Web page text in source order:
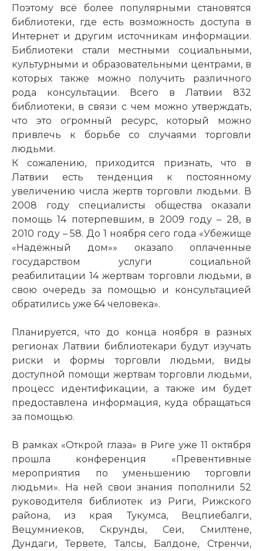
Поэтому всё более популярными становятся
библиотеки, где есть возможность доступа в
Интернет и другим источникам информации.
Библиотеки стали местными социальными,
культурными и образовательными центрами, в
которых также можно получить различного
рода консультации. Всего в Латвии 832
библиотеки, в связи с чем можно утверждать,
что это огромный ресурс, который можно
привлечь к борьбе со случаями торговли
людьми.
К сожалению, приходится признать, что в
Латвии есть тенденция к постоянному
увеличению числа жертв торговли людьми. В
2008 году специалисты общества оказали
помощь 14 потерпевшим, в 2009 году – 28, в
2010 году – 58. До 1 ноября сего года «Убежище
«Надёжный дом»» оказало оплаченные
государством услуги социальной
реабилитации 14 жертвам торговли людьми, в
свою очередь за помощью и консультацией
обратились уже 64 человека».
Планируется, что до конца ноября в разных
регионах Латвии библиотекари будут изучать
риски и формы торговли людьми, виды
доступной помощи жертвам торговли людьми,
процесс идентификации, а также им будет
предоставлена информация, куда обращаться
за помощью.
В рамках «Открой глаза» в Риге уже 11 октября
прошла конференция «Превентивные
мероприятия по уменьшению торговли
людьми». На ней свои знания пополнили 52
руководителя библиотек из Риги, Рижского
района, из края Тукумса, Вецпиебалги,
Вецумниеков, Скрунды, Сеи, Смилтене,
Дундаги, Тервете, Талсы, Балдоне, Стренчи,